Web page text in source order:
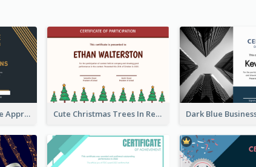
Blue And Gold Badge Appreciation Certificate Cute Christmas Trees In Red Certificate